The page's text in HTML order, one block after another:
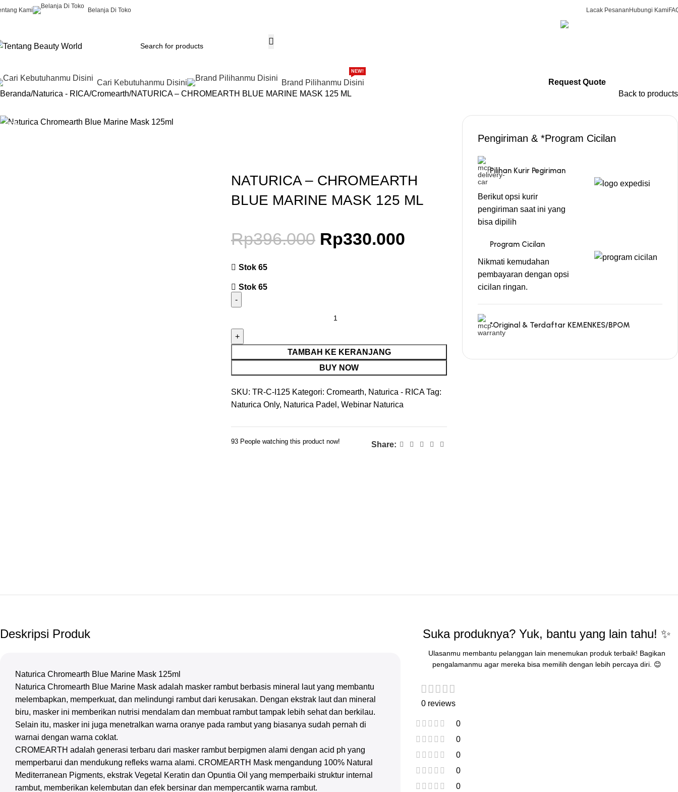
Kami Belanja Di Toko Lacak Pesanan Hubungi Kami
Cari Kebutuhanmu Disini Brand Pilihanmu Disini
NEW!
Request Quote
Beranda Naturica - RICA Cromearth NATURICA – CHROMEARTH BLUE MARINE MASK 125 ML Back to products
-17%
NATURICA – CHROMEARTH
BLUE MARINE MASK 125 ML
Rp396.000 Rp330.000
Stok 65
Stok 65
TAMBAH KE KERANJANG
BUY NOW
SKU: TR-C-I125 Kategori: Cromearth, Naturica - RICA Tag:
Naturica Only, Naturica Padel , Webinar Naturica
93 People watching this product now! Share:
Pengiriman & *Program Cicilan
Pilihan Kurir Pegiriman
Berikut opsi kurir
pengiriman saat ini yang
bisa dipilih
Program Cicilan
Nikmati kemudahan
pembayaran dengan opsi
cicilan ringan.
*Original & Terdaftar KEMENKES/BPOM
Deskripsi Produk
Naturica Chromearth Blue Marine Mask 125ml
Naturica Chromearth Blue Marine Mask adalah masker rambut berbasis mineral laut yang membantu
melembapkan, memperkuat, dan melindungi rambut dari kerusakan. Dengan ekstrak laut dan mineral
biru, masker ini memberikan nutrisi mendalam dan membuat rambut tampak lebih sehat dan berkilau.
Selain itu, masker ini juga menetralkan warna oranye pada rambut yang biasanya sudah pernah di
warnai dengan warna coklat.
CROMEARTH adalah generasi terbaru dari masker rambut berpigmen alami dengan acid ph yang
memperbarui dan mendukung refleks warna alami. CROMEARTH Mask mengandung 100% Natural
Mediterranean Pigments, ekstrak Vegetal Keratin dan Opuntia Oil yang memperbaiki struktur internal
rambut, memberikan kelembutan dan efek bersinar dan mempercantik warna rambut.
Suka produknya? Yuk, bantu yang lain tahu! ✨
Ulasanmu membantu pelanggan lain menemukan produk terbaik! Bagikan
pengalamanmu agar mereka bisa memilih dengan lebih percaya diri. 😊
0 reviews
0
0
0
0
0